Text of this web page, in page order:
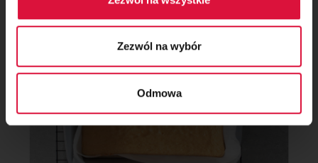
Zezwól na wybór
Odmowa